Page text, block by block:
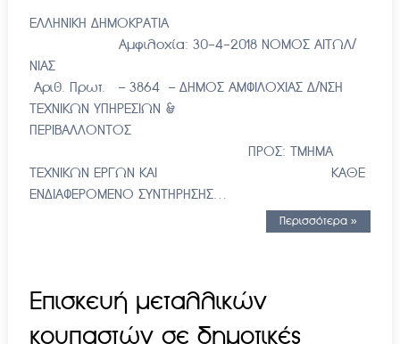
ΕΛΛΗΝΙΚΗ ΔΗΜΟΚΡΑΤΙΑ
Αμφιλοχία: 30-4-2018 ΝΟΜΟΣ ΑΙΤΩΛ/
ΝΙΑΣ
Αριθ. Πρωτ. – 3864 – ΔΗΜΟΣ ΑΜΦΙΛΟΧΙΑΣ Δ/ΝΣΗ
ΤΕΧΝΙΚΩΝ ΥΠΗΡΕΣΙΩΝ &
ΠΕΡΙΒΑΛΛΟΝΤΟΣ
ΠΡΟΣ: ΤΜΗΜΑ
ΤΕΧΝΙΚΩΝ ΕΡΓΩΝ ΚΑΙ ΚΑΘΕ
ΕΝΔΙΑΦΕΡΟΜΕΝΟ ΣΥΝΤΗΡΗΣΗΣ…
Περισσότερα »
Επισκευή μεταλλικών
κουπαστών σε δημοτικές